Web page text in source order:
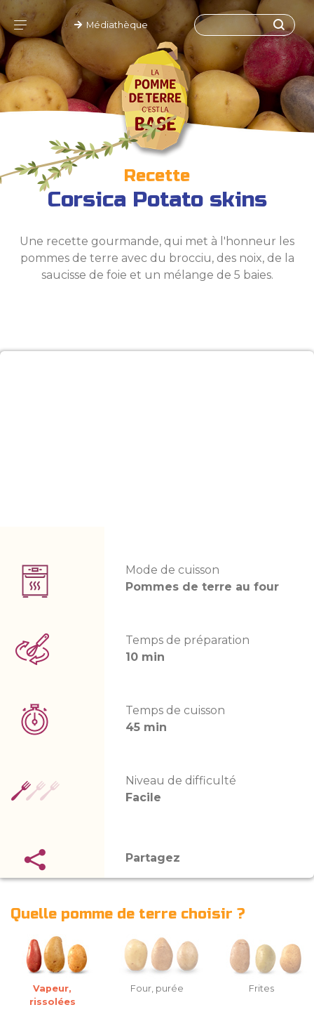
Médiathèque
Recette
Corsica Potato skins
Une recette gourmande, qui met à l'honneur les
pommes de terre avec du brocciu, des noix, de la
saucisse de foie et un mélange de 5 baies.
Mode de cuisson
Pommes de terre au four
Temps de préparation
10 min
Temps de cuisson
45 min
Niveau de difficulté
Facile
Partagez
Quelle pomme de terre choisir ?
Vapeur,
rissolées
Four, purée Frites